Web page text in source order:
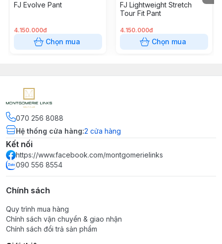
FJ Evolve Pant
4.150.000đ
Chọn mua
FJ Lightweight Stretch
Tour Fit Pant
4.150.000đ
Chọn mua
070 256 8088
Hệ thống cửa hàng:2 cửa hàng
Kết nối
https://www.facebook.com/montgomerielinks
090 556 8554
Chính sách
Quy trình mua hàng
Chính sách vận chuyển & giao nhận
Chính sách đổi trả sản phẩm